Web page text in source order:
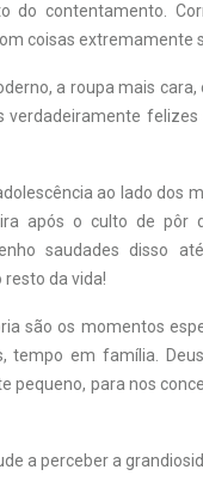
do contentamento.
coisas extremamente
a roupa mais
verdadeiramente
ao lado dos
após o culto de pôr
saudades disso
da vida!
são os momentos
tempo em família.
pequeno, para nos
a perceber a